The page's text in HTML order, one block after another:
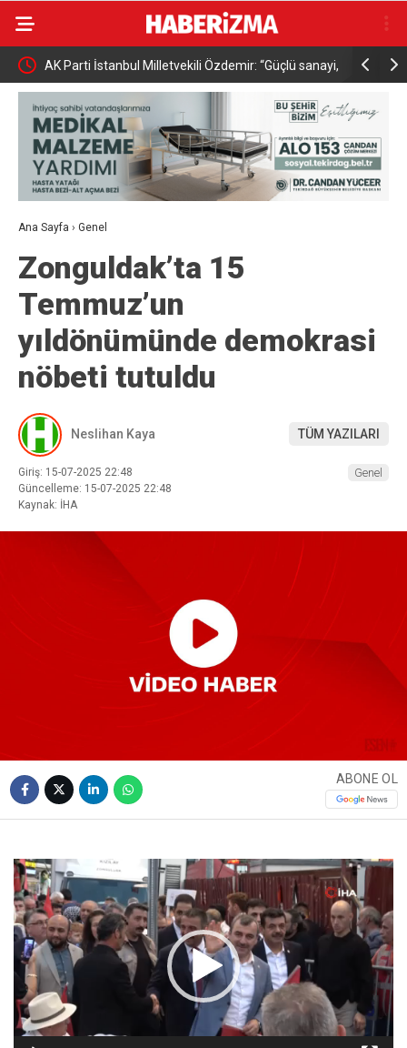
AK Parti İstanbul Milletvekili Özdemir: “Güçlü sanayi,
güçlü Türkiye” kapılarını
Ana Sayfa › Genel
Zonguldak’ta 15
Temmuz’un
yıldönümünde demokrasi
nöbeti tutuldu
Neslihan Kaya TÜM YAZILARI
Giriş: 15-07-2025 22:48
Güncelleme: 15-07-2025 22:48
Kaynak: İHA
Genel
ABONE OL
Video
oynatıcı